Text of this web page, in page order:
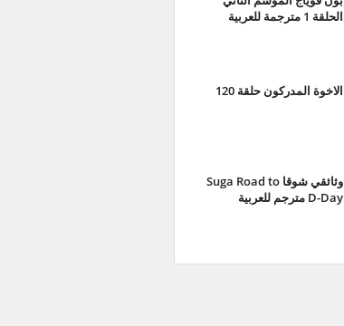
الحلقة 1 مترجمة للعربية
الاخوة المدركون حلقة 120
وثائقي شوقا Suga Road to
D-Day مترجم للعربية